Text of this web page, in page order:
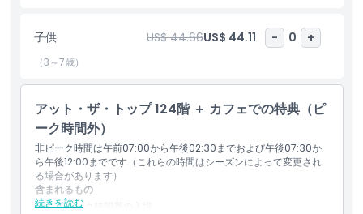
含まれるもの
子供／大人ポリシー
子供 US$ 44.66US$ 44.11 - 0 +
（3～7歳）
アット・ザ・トップ 124階 ＋ カフェでの特典（ピ
ーク時間外）
非ピーク時間は午前07:00から午後02:30までおよび午後07:30か
ら午後12:00までです（これらの時間はシーズンによって変更され
る場合があります）
続きを読む
含まれるもの
非ピーク時間帯の入場